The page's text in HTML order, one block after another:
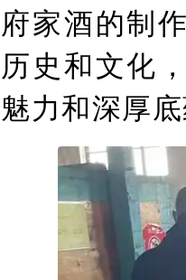
府家酒的制
历史和文化
魅力和深厚